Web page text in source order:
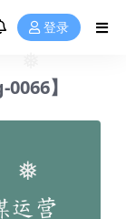
❅
❅
登录
】